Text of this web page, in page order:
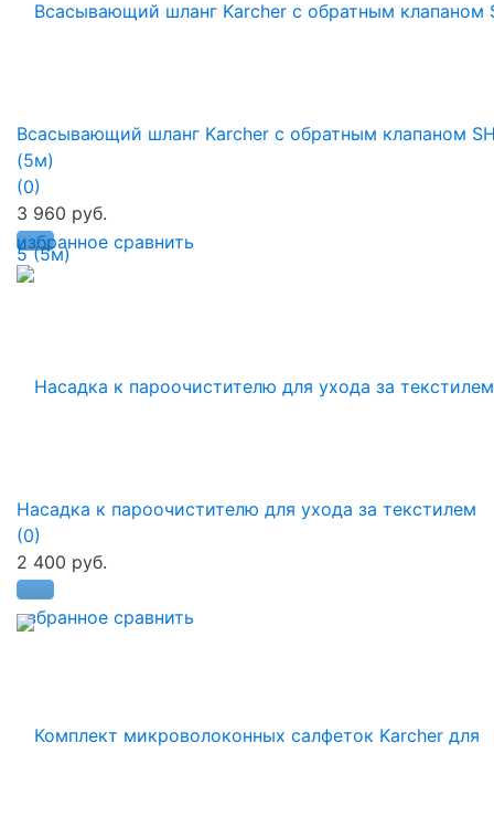
избранное сравнить
Всасывающий шланг Karcher с обратным клапаном
(5м)
(0)
3 960 руб.
избранное сравнить
Насадка к пароочистителю для ухода за текстилем
(0)
2 400 руб.